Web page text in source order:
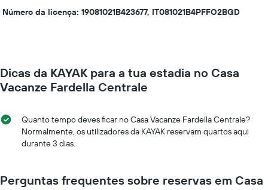
Número da licença: 19081021B423677, IT081021B4PFFO2BGD
Dicas da KAYAK para a tua estadia no Casa
Vacanze Fardella Centrale
Quanto tempo deves ficar no Casa Vacanze Fardella Centrale?
Normalmente, os utilizadores da KAYAK reservam quartos aqui
durante 3 dias.
Perguntas frequentes sobre reservas em Casa